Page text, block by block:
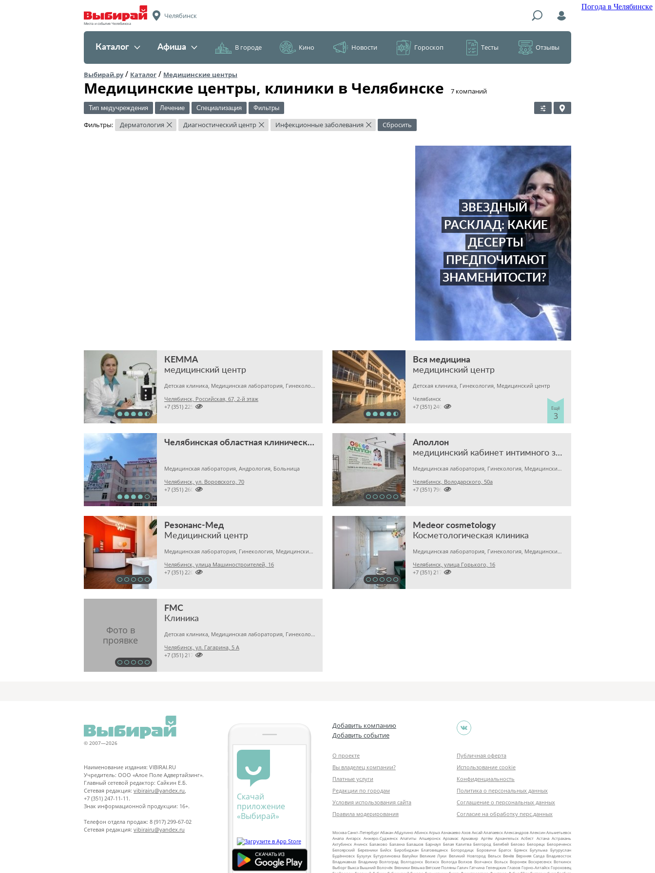
Погода в Челябинске
Места и события Челябинска
Челябинск
Каталог Афиша В городе Кино Новости Гороскоп Тесты Отзывы
Выбирай.ру/ Каталог / Медицинские центры
Медицинские центры, клиники в Челябинске ​7 компаний
Тип медучреждения Лечение Специализация Фильтры
Фильтры: Дерматология × Диагностический центр × Инфекционные заболевания × Сбросить
ЗВЕЗДНЫЙ
РАСКЛАД: КАКИЕ
ДЕСЕРТЫ
ПРЕДПОЧИТАЮТ
ЗНАМЕНИТОСТИ?
КЕММА
медицинский центр
Детская клиника, Медицинская лаборатория, Гинекология
Челябинск, Российская, 67, 2-й этаж

+7 (351) 2256145
Вся медицина
медицинский центр
Детская клиника, Гинекология, Медицинский центр
Ещё
3
Челябинск

+7 (351) 2400303
Челябинская областная клиническая больница
Медицинская лаборатория, Андрология, Больница
Челябинск, ул. Воровского, 70

+7 (351) 2609824
Аполлон
медицинский кабинет интимного здоровья
Медицинская лаборатория, Гинекология, Медицинский центр
Челябинск, Володарского, 50а

+7 (351) 7963215
Резонанс-Мед
Медицинский центр
Медицинская лаборатория, Гинекология, Медицинский центр
Челябинск, улица Машиностроителей, 16

+7 (351) 2201031
Medeor cosmetology
Косметологическая клиника
Медицинская лаборатория, Гинекология, Медицинский центр
Челябинск, улица Горького, 16

+7 (351) 2170122
FMC
Клиника
Детская клиника, Медицинская лаборатория, Гинекология
Челябинск, ул. Гагарина, 5 А

+7 (351) 2173679
© 2007—2026
Наименование издания: VIBIRAI.RU
Учредитель: ООО «Алое Поле Адвертайзинг».
Главный сетевой редактор: Сайкин Е.Б.
Сетевая редакция: vibirairu@yandex.ru
+7 (351) 247-11-11.
Знак информационной продукции: 16+.
Телефон отдела продаж: 8 (917) 299-67-02
Сетевая редакция: vibirairu@yandex.ru
Скачай
приложение
«Выбирай»
Добавить компанию
Добавить событие
О проекте
Вы владелец компании?
Платные услуги
Редакции по городам
Условия использования сайта
Правила модерирования
Публичная оферта
Использование cookie
Конфиденциальность
Политика о персональных данных
Соглашение о персональных данных
Согласие на обработку перс.данных
МоскваСанкт‑ПетербургАбаканАбдулиноАбинскАгрызАзнакаевоАзовАксайАлапаевскАлександровАлексинАльметьевск
Анапа Ангарск Анжеро‑Судженск Апатиты Апшеронск Арзамас Армавир Артём Архангельск Асбест Астана Астрахань
Ахтубинск Ачинск Балаково Балахна Балашов Барнаул Белая Калитва Белгород Белебей Белово Белорецк Белореченск
Белоярский Березники Бийск Биробиджан Благовещенск Богородицк Боровичи Братск Брянск Бугульма Бугуруслан
Будённовск Бузулук Бутурлиновка Валуйки Великие Луки Великий Новгород Вельск Венёв Верхняя Салда Владивосток
Владикавказ Владимир Волгоград Волгодонск Волжск Вологда Волхов Волчанск Вольск Воронеж Воскресенск Воткинск
ВыборгВыкса Вышний Волочёк Вязники Вязьма Вятские Поляны Галич Гатчина Геленджик Глазов Горно‑АлтайскГороховец